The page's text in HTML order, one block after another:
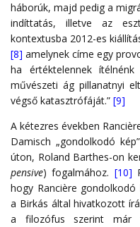
háborúk, majd pedig a
indíttatás, illetve az
kontextusba 2012-es
[8] amelynek címe egy
ha értéktelennek
művészeti ág pillanatnyi
végső katasztrófáját.” [9]
A kétezres években
Damisch „gondolkodó
úton, Roland Barthes-on
pensive) fogalmához. [10]
hogy Rancière
a Birkás által hivatkozott
a filozófus szerint már